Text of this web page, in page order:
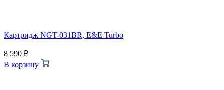
Картридж NGT-031BR, E&E Turbo
8 590 ₽
В корзину